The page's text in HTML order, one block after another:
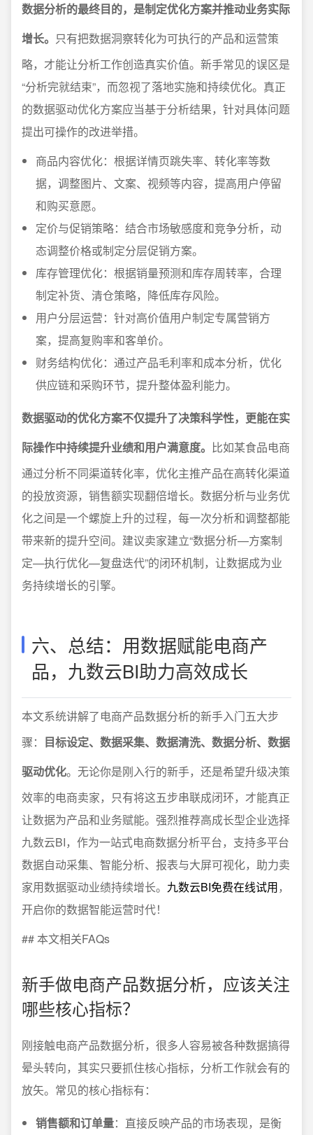
数据分析的最终目的，是制定优化方案并推动业务实际
增长。 只有把数据洞察转化为可执行的产品和运营策
略，才能让分析工作创造真实价值。新手常见的误区是
“分析完就结束”，而忽视了落地实施和持续优化。真正
的数据驱动优化方案应当基于分析结果，针对具体问题
提出可操作的改进举措。
商品内容优化：根据详情页跳失率、转化率等数
据，调整图片、文案、视频等内容，提高用户停留
和购买意愿。
定价与促销策略：结合市场敏感度和竞争分析，动
态调整价格或制定分层促销方案。
库存管理优化：根据销量预测和库存周转率，合理
制定补货、清仓策略，降低库存风险。
用户分层运营：针对高价值用户制定专属营销方
案，提高复购率和客单价。
财务结构优化：通过产品毛利率和成本分析，优化
供应链和采购环节，提升整体盈利能力。
数据驱动的优化方案不仅提升了决策科学性，更能在实
际操作中持续提升业绩和用户满意度。 比如某食品电商
通过分析不同渠道转化率，优化主推产品在高转化渠道
的投放资源，销售额实现翻倍增长。数据分析与业务优
化之间是一个螺旋上升的过程，每一次分析和调整都能
带来新的提升空间。建议卖家建立“数据分析—方案制
定—执行优化—复盘迭代”的闭环机制，让数据成为业
务持续增长的引擎。
六、总结：用数据赋能电商产
品，九数云BI助力高效成长
本文系统讲解了电商产品数据分析的新手入门五大步
骤： 目标设定、数据采集、数据清洗、数据分析、数据
驱动优化。无论你是刚入行的新手，还是希望升级决策
效率的电商卖家，只有将这五步串联成闭环，才能真正
让数据为产品和业务赋能。强烈推荐高成长型企业选择
九数云BI，作为一站式电商数据分析平台，支持多平台
数据自动采集、智能分析、报表与大屏可视化，助力卖
家用数据驱动业绩持续增长。 九数云BI免费在线试用，
开启你的数据智能运营时代！
## 本文相关FAQs
新手做电商产品数据分析，应该关注
哪些核心指标？
刚接触电商产品数据分析，很多人容易被各种数据搞得
晕头转向，其实只要抓住核心指标，分析工作就会有的
放矢。常见的核心指标有：
销售额和订单量：直接反映产品的市场表现，是衡